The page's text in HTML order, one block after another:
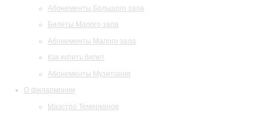
Абонементы Большого зала
Билеты Малого зала
Абонементы Малого зала
Как купить билет
Абонементы Музитория
О филармонии
Маэстро Темирканов